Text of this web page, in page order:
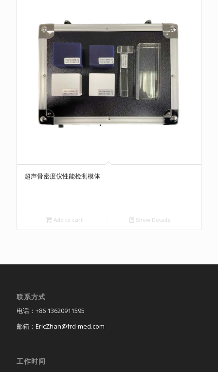
超声骨密度仪性能检测模体
Add to cart Show Details
联系方式
电话：+86 13620911595
邮箱： EricZhan@frd-med.com
工作时间